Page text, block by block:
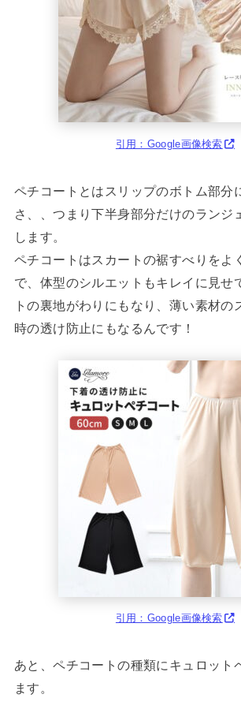
引用：Google画像検索
ペチコートとはスリップのボトム部分
さ、、つまり下半身部分だけのランジ
します。
ペチコートはスカートの裾すべりをよ
で、体型のシルエットもキレイに見せ
トの裏地がわりにもなり、薄い素材の
時の透け防止にもなるんです！
引用：Google画像検索
あと、ペチコートの種類にキュロット
ます。